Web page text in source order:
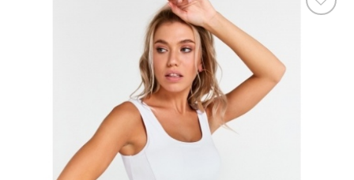
Вишлист